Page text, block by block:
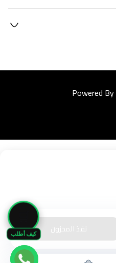
كيف أطلب نفذ المخزون
Powered By